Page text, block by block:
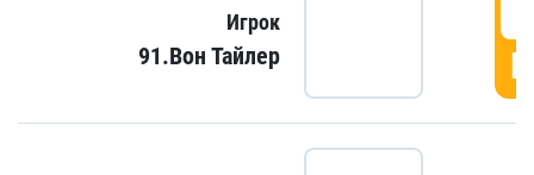
Игрок
91.Вон Тайлер